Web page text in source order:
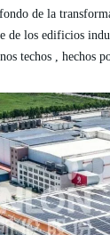
de la
de los edificios
techos
, hechos